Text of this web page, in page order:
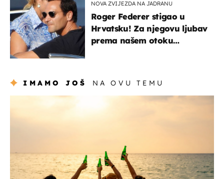
NOVA ZVIJEZDA NA JADRANU
Roger Federer stigao u
Hrvatsku! Za njegovu ljubav
prema našem otoku
IMAMO JOŠ NA OVU TEMU